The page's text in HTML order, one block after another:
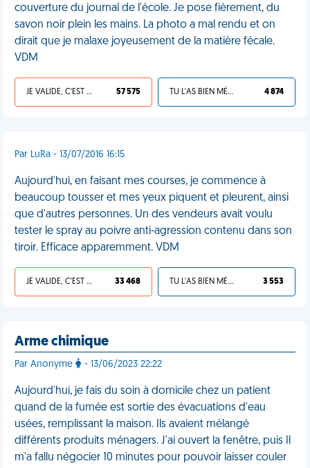
couverture du journal de l'école. Je pose fièrement, du
savon noir plein les mains. La photo a mal rendu et on
dirait que je malaxe joyeusement de la matière fécale.
VDM
JE VALIDE, C'EST UNE VDM 57 575 TU L'AS BIEN MÉRITÉ 4 874
Par LuRa - 13/07/2016 16:15
Aujourd'hui, en faisant mes courses, je commence à
beaucoup tousser et mes yeux piquent et pleurent, ainsi
que d'autres personnes. Un des vendeurs avait voulu
tester le spray au poivre anti-agression contenu dans son
tiroir. Efficace apparemment. VDM
JE VALIDE, C'EST UNE VDM 33 468 TU L'AS BIEN MÉRITÉ 3 553
Arme chimique
Par Anonyme - 13/06/2023 22:22
Aujourd'hui, je fais du soin à domicile chez un patient
quand de la fumée est sortie des évacuations d'eau
usées, remplissant la maison. Ils avaient mélangé
différents produits ménagers. J'ai ouvert la fenêtre, puis Il
m'a fallu négocier 10 minutes pour pouvoir laisser couler